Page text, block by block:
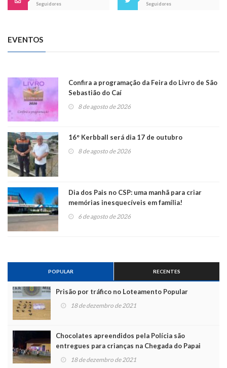
Seguidores
Seguidores
EVENTOS
Confira a programação da Feira do Livro de São
Sebastião do Caí
8 de agosto de 2026
16° Kerbball será dia 17 de outubro
8 de agosto de 2026
Dia dos Pais no CSP: uma manhã para criar
memórias inesquecíveis em família!
6 de agosto de 2026
POPULAR RECENTES
Prisão por tráfico no Loteamento Popular
18 de dezembro de 2021
Chocolates apreendidos pela Polícia são
entregues para crianças na Chegada do Papai
Noel
18 de dezembro de 2021